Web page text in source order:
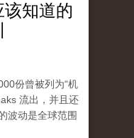
知道的
份曾被列为“机
流出，并且还
波动是全球范围